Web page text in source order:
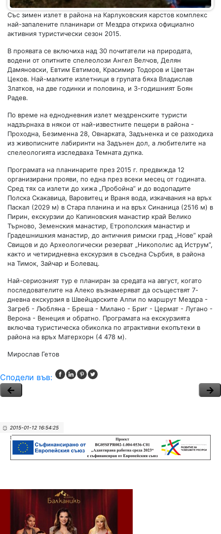
Със зимен излет в района на Карлуковския карстов комплекс
най-запалените планинари от Мездра откриха официално
активния туристически сезон 2015.
В проявата се включиха над 30 почитатели на природата,
водени от опитните спелеолози Ангел Велчов, Делян
Дамяновски, Евтим Евтимов, Красимир Тодоров и Цветан
Цеков. Най-малките излетници в групата бяха Владислав
Златков, на две годинки и половина, и 3-годишният Боян
Радев.
По време на еднодневния излет мездренските туристи
надзърнаха в някои от най-известните пещери в района -
Проходна, Безименна 28, Овнарката, Задъненка и се разходиха
из живописните лабиринти на Задънен дол, а любителите на
спелеологията изследваха Темната дупка.
Програмата на планинарите през 2015 г. предвижда 12
организирани прояви, по една през всеки месец от годината.
Сред тях са излети до хижа „Пробойна” и до водопадите
Полска Скакавица, Варовитец и Враня вода, изкачвания на връх
Паскал (2029 м) в Стара планина и на връх Синаница (2516 м) в
Пирин, екскурзии до Капиновския манастир край Велико
Търново, Земенския манастир, Етрополския манастир и
Градешнишкия манастир, до античния римски град „Нове” край
Свищов и до Археологически резерват „Никополис ад Иструм”,
както и четиридневна екскурзия в съседна Сърбия, в района
на Тимок, Зайчар и Болевац.
Най-сериозният тур е планиран за средата на август, когато
последователите на Алеко възнамеряват да осъществят 7-
дневна екскурзия в Швейцарските Алпи по маршрут Мездра -
Загреб - Любляна - Бреша - Милано - Бриг - Цермат - Лугано -
Верона - Венеция и обратно. Програмата на екскурзията
включва туристическа обиколка по атрактивни екопътеки в
района на връх Матерхорн (4 478 м).
Мирослав Гетов
Сподели във:
2015-01-12 16:54:25